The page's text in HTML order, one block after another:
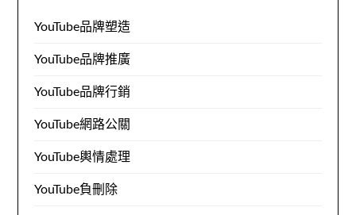
YouTube品牌塑造
YouTube品牌推廣
YouTube品牌行銷
YouTube網路公關
YouTube輿情處理
YouTube負刪除